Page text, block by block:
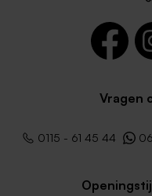
Zachtroze envelop met
Vragen
0115 - 61 45 44